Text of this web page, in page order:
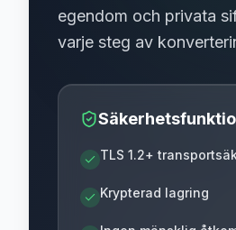
egendom och privata
varje steg av
TLS 1.2+
Krypterad lagring